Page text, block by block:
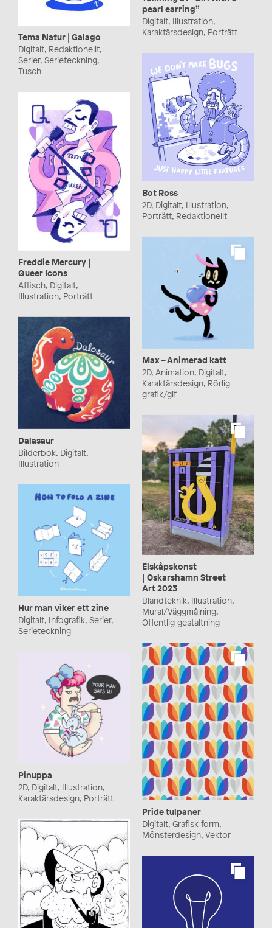
pearl earring”
Digitalt, Illustration,
Karaktärsdesign, Porträtt
Tema Natur | Galago
Digitalt, Redaktionellt,
Serier, Serieteckning,
Tusch
Bot Ross
2D, Digitalt, Illustration,
Porträtt, Redaktionellt
Freddie Mercury |
Queer Icons
Affisch, Digitalt,
Illustration, Porträtt
Max – Animerad katt
2D, Animation, Digitalt,
Karaktärsdesign, Rörlig
grafik/gif
Dalasaur
Bilderbok, Digitalt,
Illustration
Elskåpskonst
| Oskarshamn Street
Art 2023
Blandteknik, Illustration,
Mural/Väggmålning,
Offentlig gestaltning
Hur man viker ett zine
Digitalt, Infografik, Serier,
Serieteckning
Pride tulpaner
Digitalt, Grafisk form,
Mönsterdesign, Vektor
Pinuppa
2D, Digitalt, Illustration,
Karaktärsdesign, Porträtt